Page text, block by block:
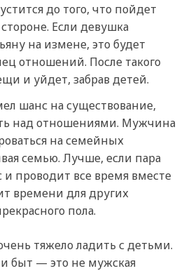
до того, что пойдет
Если девушка
на измене, это будет
отношений. После такого
и уйдет, забрав детей.
шанс на существование,
над отношениями. Мужчина
на семейных
семью. Лучше, если пара
проводит все время вместе
времени для других
пола.
тяжело ладить с детьми.
быт — это не мужская